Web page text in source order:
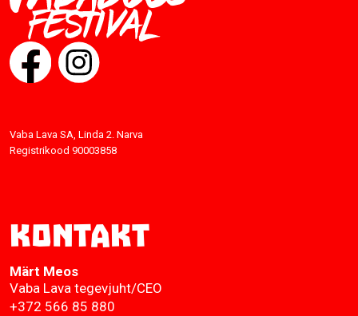
Vaba Lava SA, Linda 2. Narva
Registrikood 90003858
Kontakt
Märt Meos
Vaba Lava tegevjuht/CEO
+372 566 85 880